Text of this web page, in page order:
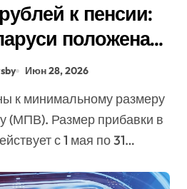
к пенсии:
положена
прибавка
Июн 28, 2026
(МПВ). Размер прибавки в
с 1 мая по 31…